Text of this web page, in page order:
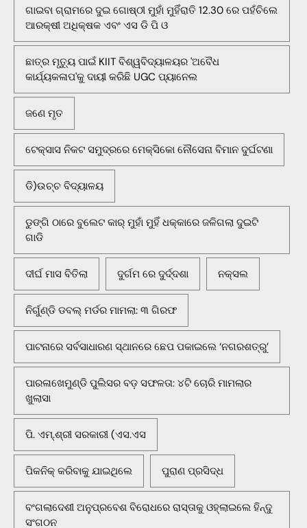
ଗାଇବା ଗ୍ରାମରେ ଦୁଇ ଗୋଷ୍ଠୀ ମୁହାଁ ମୁହିଁରାତି 12.30 ରେ ପହଁଚିଲେ
ଆରକ୍ଷୀ ଅଧିକ୍ଷକ ଏବଂ ଏସ ଡି ପି ଓ
ଛାତ୍ର ମୃତ୍ୟୁ ପାଇଁ KIIT ବିଶ୍ୱବିଦ୍ୟାଳୟର 'ଅବୈଧ
କାର୍ଯ୍ୟକଳାପ'କୁ ଦାୟୀ କରିଛି UGC ପ୍ୟାନେଲ
ଜଣେ ମୃତ
ଟେକ୍ସାସ ନିକଟ ସମୁଦ୍ରରେ ମେକ୍ସିକୋ ନୌସେନା ବିମାନ ଦୁର୍ଘଟଣା
ଡି)ଉଚ୍ଚ ବିଦ୍ୟାଳୟ
ଡୁଙ୍ଗି ଠାରେ ବୁଲେଟ କାର୍ ମୁହାଁ ମୁହିଁ ଧକ୍କାରେ ଜଳିଗଲା ଦୁଇଟି
ଗାଡି
ଦୀର୍ଘ ମାସ ବିତିଲା ଦୁର୍ଗମ ରେ ଦୁର୍ଦ୍ଦଶା ନକ୍ସଲ
ନିର୍ଗୁଣ୍ଡି ଡବଲ୍ ମର୍ଡର ମାମଲା: ୩ ଗିରଫ
ପାଟନାରେ ସର୍ବସାଧାରଣ ସ୍ଥାନରେ ଛେପ ପକାଇଲେ ‘ନଗରଶତ୍ରୁ’
ପାରଳାଖେମୁଣ୍ଡି ପୁଲିସର ବଡ଼ ସଫଳତା: ୪ଟି ଚୋରି ମାମଲାର
ଖୁଲାସା
ପି. ଏମ୍.ଶ୍ରୀ ସରକାରୀ (ଏସ.ଏସ
ପିକନିକ୍‌ କରିବାକୁ ଯାଇଥିଲେ ପୁରାଣ ପ୍ରସିଦ୍ଧ
ବଂଗଲାଦେଶୀ ଅନୁପ୍ରବେଶ ବିରୋଧରେ ରାସ୍ତାକୁ ଓହ୍ଲାଇଲେ ହିନ୍ଦୁ
ସଂଗଠନ